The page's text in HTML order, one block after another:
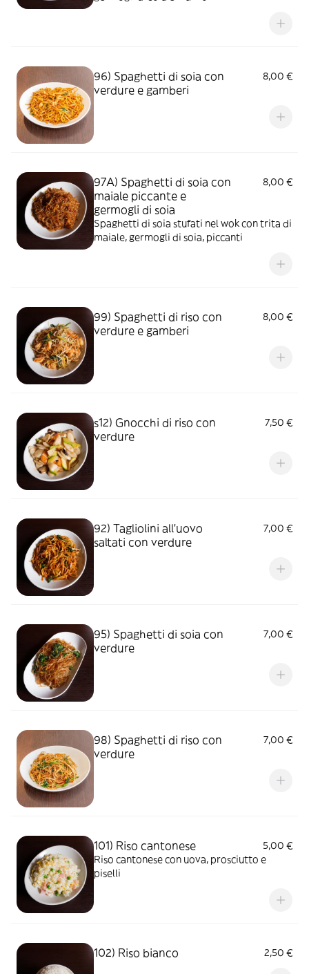
96) Spaghetti di soia con
verdure e gamberi
8,00 €
97A) Spaghetti di soia con
maiale piccante e
germogli di soia
8,00 €
Spaghetti di soia stufati nel wok con trita di
maiale, germogli di soia, piccanti
99) Spaghetti di riso con
verdure e gamberi
8,00 €
s12) Gnocchi di riso con
verdure
7,50 €
92) Tagliolini all'uovo
saltati con verdure
7,00 €
95) Spaghetti di soia con
verdure
7,00 €
98) Spaghetti di riso con
verdure
7,00 €
101) Riso cantonese
5,00 €
Riso cantonese con uova, prosciutto e
piselli
102) Riso bianco 2,50 €